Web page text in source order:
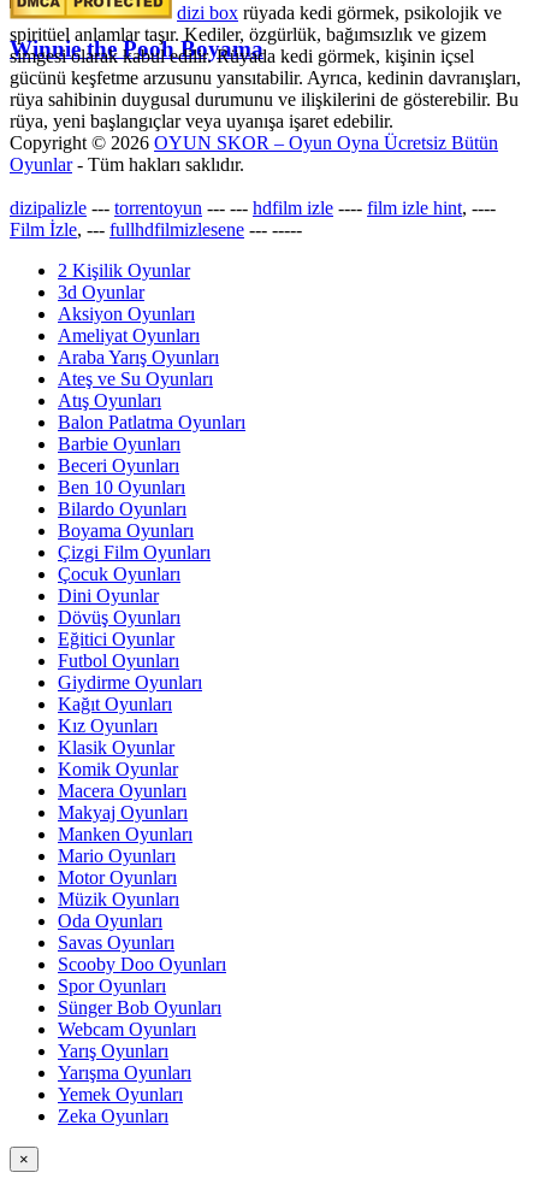
Winnie the Pooh Boyama
dizi box rüyada kedi görmek​, psikolojik ve
spiritüel anlamlar taşır. Kediler, özgürlük, bağımsızlık ve gizem
simgesi olarak kabul edilir. Rüyada kedi görmek, kişinin içsel
gücünü keşfetme arzusunu yansıtabilir. Ayrıca, kedinin davranışları,
rüya sahibinin duygusal durumunu ve ilişkilerini de gösterebilir. Bu
rüya, yeni başlangıçlar veya uyanışa işaret edebilir.
Copyright © 2026 OYUN SKOR – Oyun Oyna Ücretsiz Bütün
Oyunlar- Tüm hakları saklıdır.
dizipalizle --- torrentoyun --- --- hdfilm izle ---- film izle hint, ----
Film İzle, --- fullhdfilmizlesene --- -----
2 Kişilik Oyunlar
3d Oyunlar
Aksiyon Oyunları
Ameliyat Oyunları
Araba Yarış Oyunları
Ateş ve Su Oyunları
Atış Oyunları
Balon Patlatma Oyunları
Barbie Oyunları
Beceri Oyunları
Ben 10 Oyunları
Bilardo Oyunları
Boyama Oyunları
Çizgi Film Oyunları
Çocuk Oyunları
Dini Oyunlar
Dövüş Oyunları
Eğitici Oyunlar
Futbol Oyunları
Giydirme Oyunları
Kağıt Oyunları
Kız Oyunları
Klasik Oyunlar
Komik Oyunlar
Macera Oyunları
Makyaj Oyunları
Manken Oyunları
Mario Oyunları
Motor Oyunları
Müzik Oyunları
Oda Oyunları
Savas Oyunları
Scooby Doo Oyunları
Spor Oyunları
Sünger Bob Oyunları
Webcam Oyunları
Yarış Oyunları
Yarışma Oyunları
Yemek Oyunları
Zeka Oyunları
×